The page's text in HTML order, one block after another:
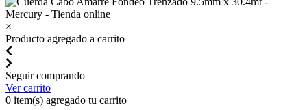
×
Producto agregado a carrito
Seguir comprando
Ver carrito
0 item(s) agregado tu carrito